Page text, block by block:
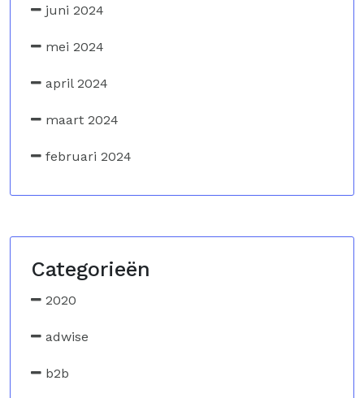
juni 2024
mei 2024
april 2024
maart 2024
februari 2024
Categorieën
2020
adwise
b2b